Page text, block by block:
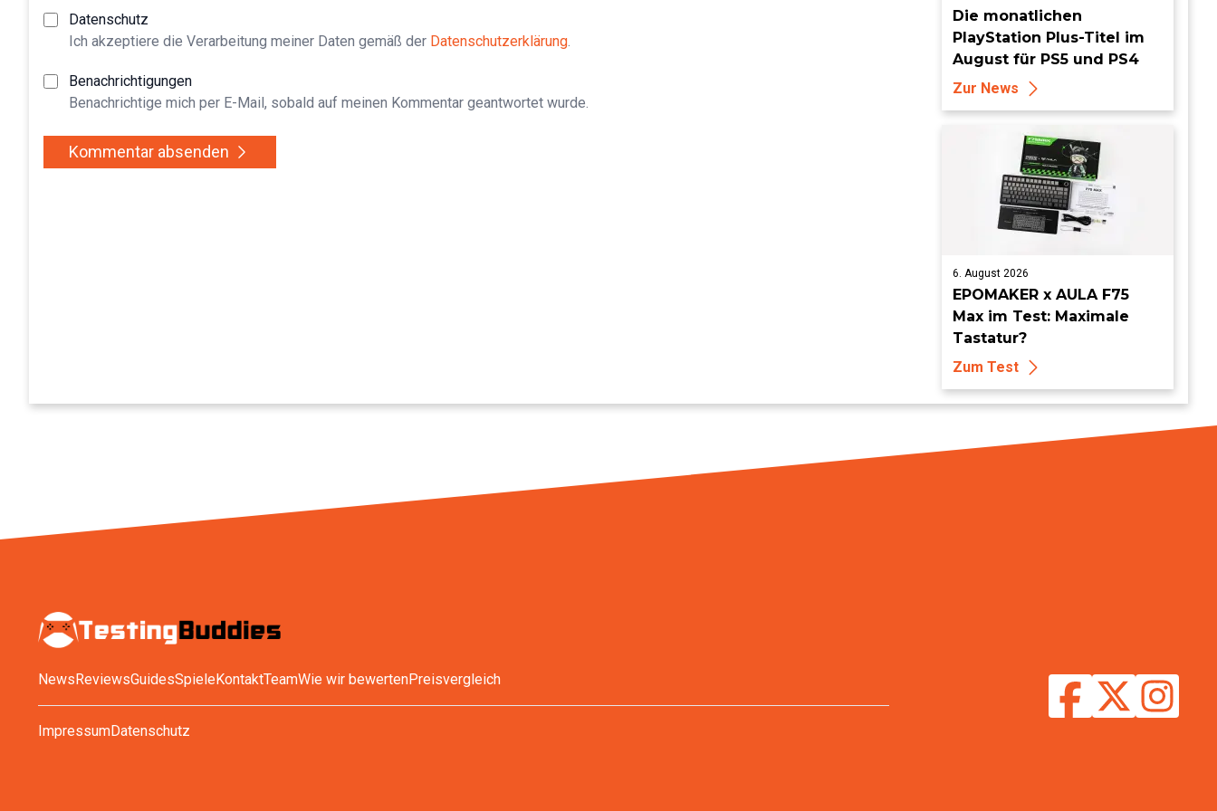
Datenschutz
Ich akzeptiere die Verarbeitung meiner Daten gemäß der Datenschutzerklärung.
Benachrichtigungen
Benachrichtige mich per E-Mail, sobald auf meinen Kommentar geantwortet wurde.
Kommentar absenden
Die monatlichen
PlayStation Plus-Titel im
August für PS5 und PS4
Zur News
6. August 2026
EPOMAKER x AULA F75
Max im Test: Maximale
Tastatur?
Zum Test
News ReviewsGuidesSpieleKontaktTeamWie wir bewertenPreisvergleich
ImpressumDatenschutz